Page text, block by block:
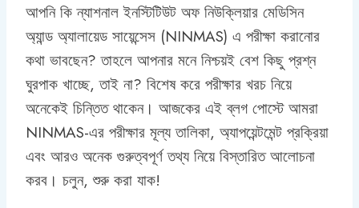
আপনি কি ন্যাশনাল ইনস্টিটিউট অফ নিউক্লিয়ার মেডিসিন
অ্যান্ড অ্যালায়েড সায়েন্সেস (NINMAS) এ পরীক্ষা করানোর
কথা ভাবছেন? তাহলে আপনার মনে নিশ্চয়ই বেশ কিছু প্রশ্ন
ঘুরপাক খাচ্ছে, তাই না? বিশেষ করে পরীক্ষার খরচ নিয়ে
অনেকেই চিন্তিত থাকেন। আজকের এই ব্লগ পোস্টে আমরা
NINMAS-এর পরীক্ষার মূল্য তালিকা, অ্যাপয়েন্টমেন্ট প্রক্রিয়া
এবং আরও অনেক গুরুত্বপূর্ণ তথ্য নিয়ে বিস্তারিত আলোচনা
করব। চলুন, শুরু করা যাক!